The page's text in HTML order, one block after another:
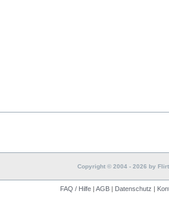
Copyright © 2004 - 2026 by
FAQ / Hilfe | AGB | Datenschutz |